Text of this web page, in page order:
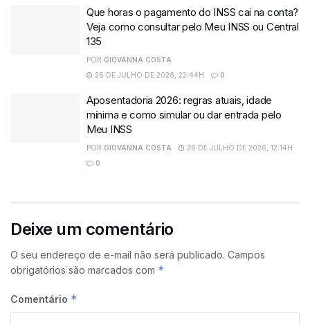
Que horas o pagamento do INSS cai na conta?
Veja como consultar pelo Meu INSS ou Central
135
POR GIOVANNA COSTA
26 DE JULHO DE 2026, 22:44H
0
Aposentadoria 2026: regras atuais, idade
mínima e como simular ou dar entrada pelo
Meu INSS
POR GIOVANNA COSTA
26 DE JULHO DE 2026, 12:14H
0
Deixe um comentário
O seu endereço de e-mail não será publicado. Campos
obrigatórios são marcados com *
Comentário *